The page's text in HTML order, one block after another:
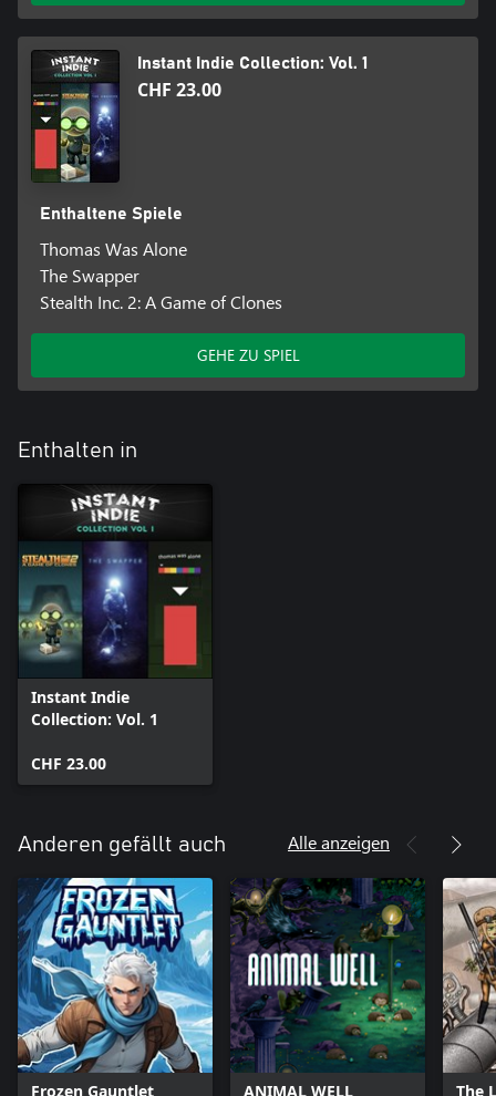
Instant Indie Collection: Vol. 1
CHF 23.00
Enthaltene Spiele
Thomas Was Alone
The Swapper
Stealth Inc. 2: A Game of Clones
GEHE ZU SPIEL
Enthalten in
Instant Indie
Collection: Vol. 1
CHF 23.00
Anderen gefällt auch Alle anzeigen
Frozen Gauntlet ANIMAL WELL The